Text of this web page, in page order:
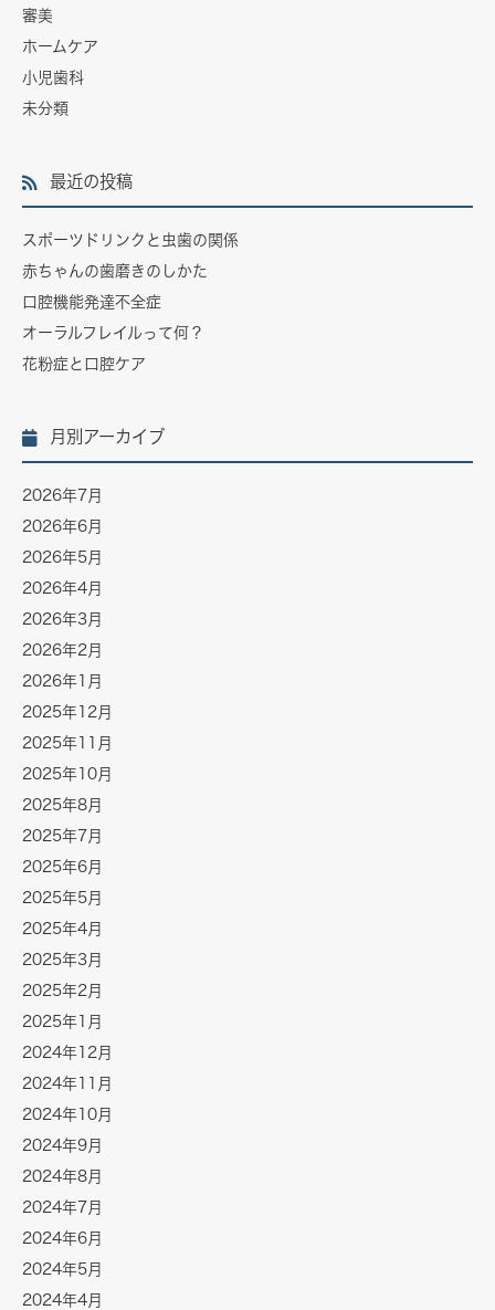
審美
ホームケア
小児歯科
未分類
最近の投稿
スポーツドリンクと虫歯の関係
赤ちゃんの歯磨きのしかた
口腔機能発達不全症
オーラルフレイルって何？
花粉症と口腔ケア
月別アーカイブ
2026年7月
2026年6月
2026年5月
2026年4月
2026年3月
2026年2月
2026年1月
2025年12月
2025年11月
2025年10月
2025年8月
2025年7月
2025年6月
2025年5月
2025年4月
2025年3月
2025年2月
2025年1月
2024年12月
2024年11月
2024年10月
2024年9月
2024年8月
2024年7月
2024年6月
2024年5月
2024年4月